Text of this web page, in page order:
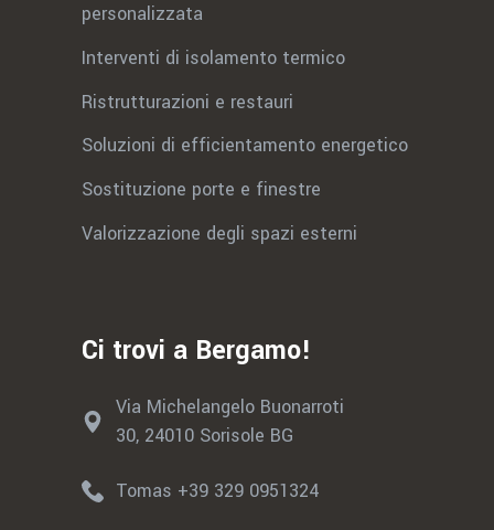
personalizzata
Interventi di isolamento termico
Ristrutturazioni e restauri
Soluzioni di efficientamento energetico
Sostituzione porte e finestre
Valorizzazione degli spazi esterni
Ci trovi a Bergamo!
Via Michelangelo Buonarroti
30, 24010 Sorisole BG
Tomas +39 329 0951324